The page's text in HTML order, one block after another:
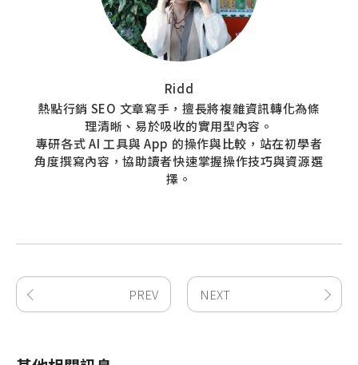
Ridd
熱點行銷 SEO 文章寫手，擅長將複雜資訊轉化為條
理清晰、易於吸收的實用型內容。
專研各式 AI 工具與 App 的操作與比較，站在初學者
角度撰寫內容，協助讀者快速掌握操作技巧與資源選
擇。
PREV NEXT